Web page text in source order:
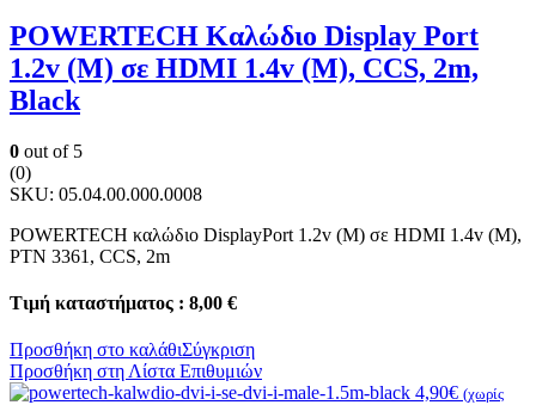
POWERTECH Καλώδιο Display Port
1.2v (M) σε HDMI 1.4v (M), CCS, 2m,
Black
0 out of 5
(0)
SKU: 05.04.00.000.0008
POWERTECH καλώδιο DisplayPort 1.2v (M) σε HDMI 1.4v (M),
PTN 3361, CCS, 2m
Τιμή καταστήματος : 8,00 €
Προσθήκη στο καλάθιΣύγκριση
Προσθήκη στη Λίστα Επιθυμιών
4,90€ (χωρίς